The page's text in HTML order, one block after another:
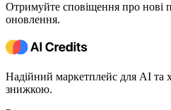
Отримуйте сповіщення про нові
оновлення.
Надійний маркетплейс для AI та
знижкою.